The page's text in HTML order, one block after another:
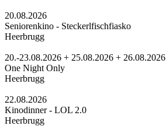
20.08.2026
Seniorenkino - Steckerlfischfiasko
Heerbrugg
20.-23.08.2026 + 25.08.2026 + 26.08.2026
One Night Only
Heerbrugg
22.08.2026
Kinodinner - LOL 2.0
Heerbrugg